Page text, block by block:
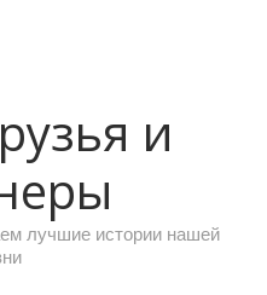
и
лучшие истории нашей